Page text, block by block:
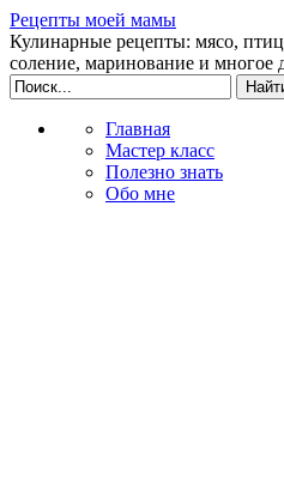
Рецепты моей мамы
Кулинарные рецепты: мясо,
соление, маринование и многое
Главная
Мастер класс
Полезно знать
Обо мне